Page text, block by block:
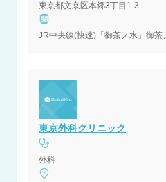
東京都文京区本郷3丁目1-3
東京外科クリニック
外科